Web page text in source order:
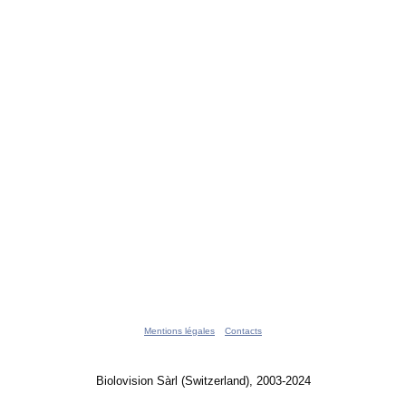
Mentions légales Contacts
Biolovision Sàrl (Switzerland), 2003-2024